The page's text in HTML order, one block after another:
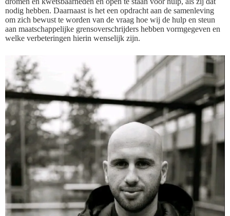
nodig hebben. Daarnaast is het een opdracht aan de samenleving
om zich bewust te worden van de vraag hoe wij de hulp en steun
aan maatschappelijke grensoverschrijders hebben vormgegeven en
welke verbeteringen hierin wenselijk zijn.